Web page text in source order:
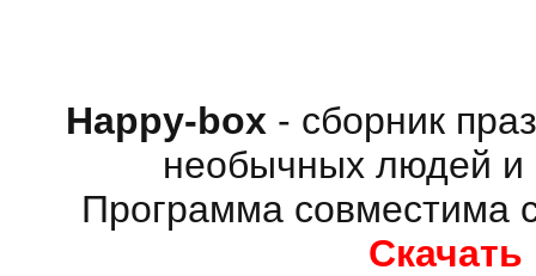
Happy-box - сборник
необычных людей и
Программа совместима